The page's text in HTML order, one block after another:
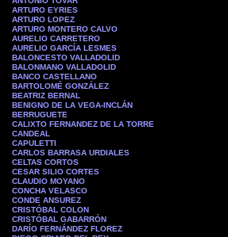
ARTURO EYRIES
ARTURO LOPEZ
ARTURO MONTERO CALVO
AURELIO CARRETERO
AURELIO GARCÍA LESMES
BALONCESTO VALLADOLID
BALONMANO VALLADOLID
BANCO CASTELLANO
BARTOLOMÉ GONZÁLEZ
BEATRIZ BERNAL
BENIGNO DE LA VEGA-INCLÁN
BERRUGUETE
CALIXTO FERNANDEZ DE LA TORRE
CANDEAL
CAPULETTI
CARLOS BARRASA URDIALES
CELTAS CORTOS
CESAR SILIO CORTES
CLAUDIO MOYANO
CONCHA VELASCO
CONDE ANSUREZ
CRISTÓBAL COLON
CRISTÓBAL GABARRÓN
DARÍO FERNÁNDEZ FLOREZ